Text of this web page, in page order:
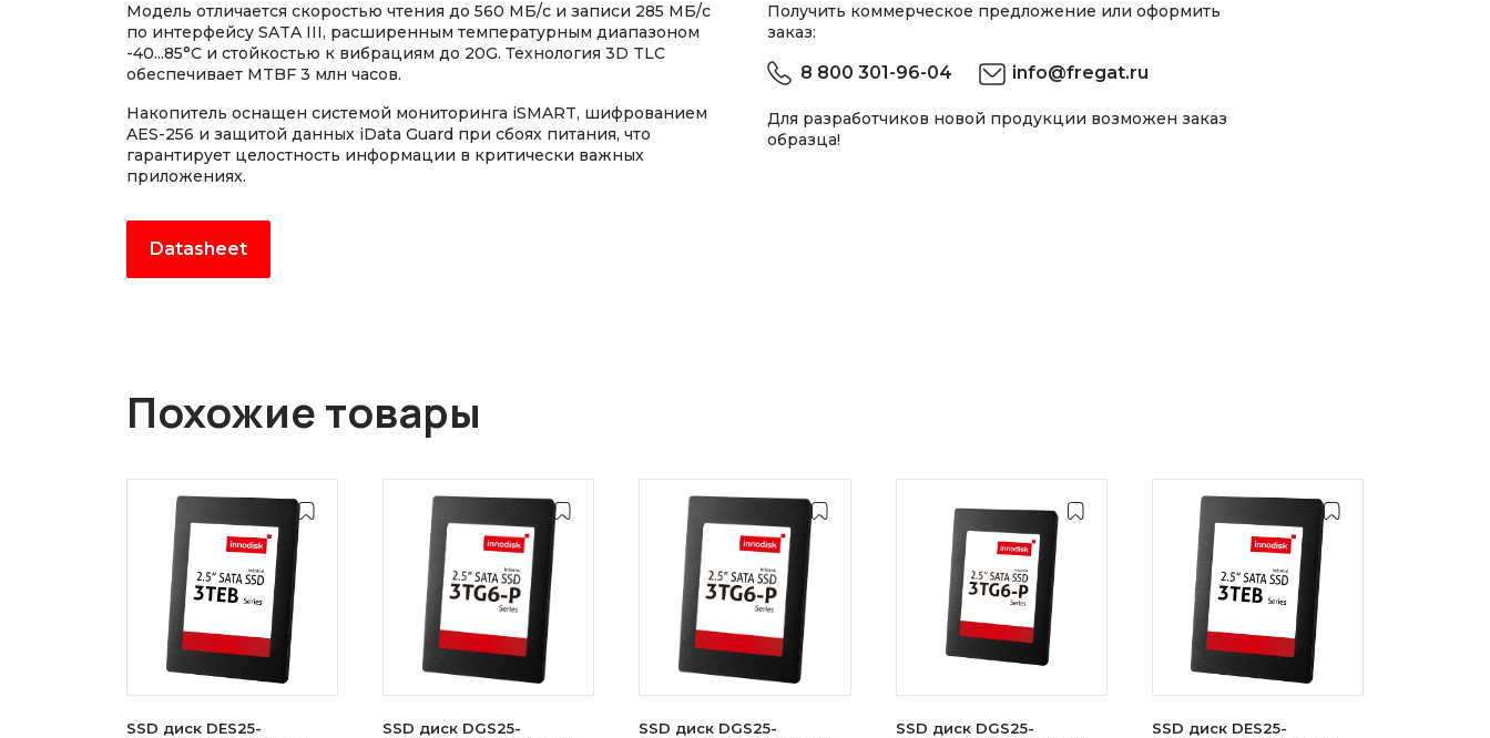
Модель отличается скоростью чтения до 560 МБ/с и записи 285 МБ/с
по интерфейсу SATA III, расширенным температурным диапазоном
-40...85°C и стойкостью к вибрациям до 20G. Технология 3D TLC
обеспечивает MTBF 3 млн часов.
Накопитель оснащен системой мониторинга iSMART, шифрованием
AES-256 и защитой данных iData Guard при сбоях питания, что
гарантирует целостность информации в критически важных
приложениях.
Datasheet
Получить коммерческое предложение или оформить
заказ:
8 800 301-96-04 info@fregat.ru
Для разработчиков новой продукции возможен заказ
образца!
Похожие товары
SSD диск DES25-
SSD диск DGS25-
SSD диск DGS25-
SSD диск DGS25-
SSD диск DES25-